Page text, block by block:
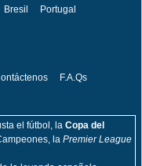
Bresil
Portugal
F.A.Qs
el fútbol, la Copa del
la Premier League